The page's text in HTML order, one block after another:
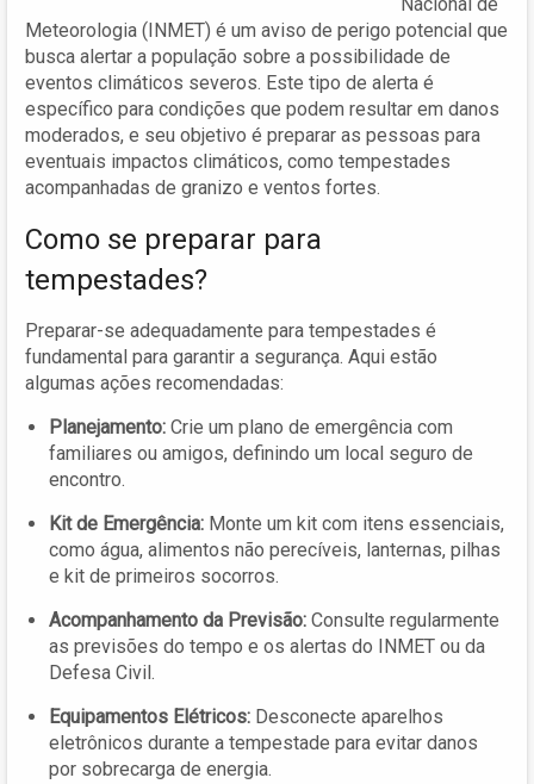
Meteorologia (INMET) é um aviso de perigo potencial que
busca alertar a população sobre a possibilidade de
eventos climáticos severos. Este tipo de alerta é
específico para condições que podem resultar em danos
moderados, e seu objetivo é preparar as pessoas para
eventuais impactos climáticos, como tempestades
acompanhadas de granizo e ventos fortes.
Como se preparar para
tempestades?
Preparar-se adequadamente para tempestades é
fundamental para garantir a segurança. Aqui estão
algumas ações recomendadas:
Planejamento: Crie um plano de emergência com
familiares ou amigos, definindo um local seguro de
encontro.
Kit de Emergência: Monte um kit com itens essenciais,
como água, alimentos não perecíveis, lanternas, pilhas
e kit de primeiros socorros.
Acompanhamento da Previsão: Consulte regularmente
as previsões do tempo e os alertas do INMET ou da
Defesa Civil.
Equipamentos Elétricos: Desconecte aparelhos
eletrônicos durante a tempestade para evitar danos
por sobrecarga de energia.